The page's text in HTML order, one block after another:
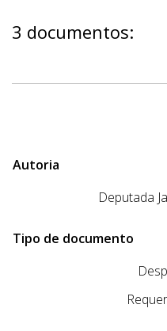
3 documentos:
Autoria
Deputada
Tipo de documento